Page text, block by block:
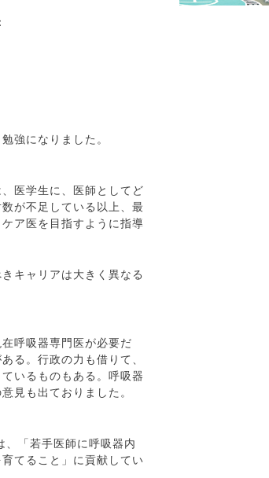
強になりました。
医学生に、医師としてど
が不足している以上、最
ア医を目指すように指導
キャリアは大きく異なる
呼吸器専門医が必要だ
る。行政の力も借りて、
いるものもある。呼吸器
見も出ておりました。
「若手医師に呼吸器内
てること」に貢献してい